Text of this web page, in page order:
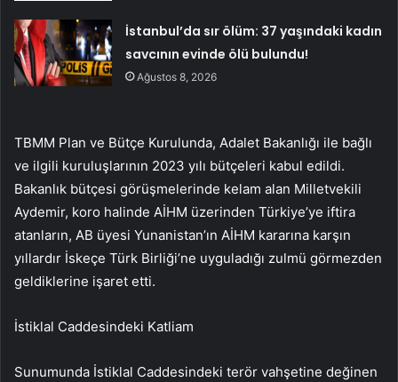
İstanbul’da sır ölüm: 37 yaşındaki kadın
savcının evinde ölü bulundu!
Ağustos 8, 2026
TBMM Plan ve Bütçe Kurulunda, Adalet Bakanlığı ile bağlı
ve ilgili kuruluşlarının 2023 yılı bütçeleri kabul edildi.
Bakanlık bütçesi görüşmelerinde kelam alan Milletvekili
Aydemir, koro halinde AİHM üzerinden Türkiye’ye iftira
atanların, AB üyesi Yunanistan’ın AİHM kararına karşın
yıllardır İskeçe Türk Birliği’ne uyguladığı zulmü görmezden
geldiklerine işaret etti.
İstiklal Caddesindeki Katliam
Sunumunda İstiklal Caddesindeki terör vahşetine değinen